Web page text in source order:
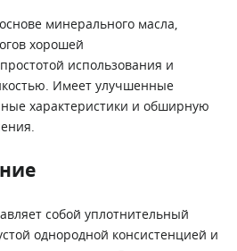
минерального масла,
хорошей
использования и
Имеет улучшенные
характеристики и обширную
собой уплотнительный
однородной консистенцией и